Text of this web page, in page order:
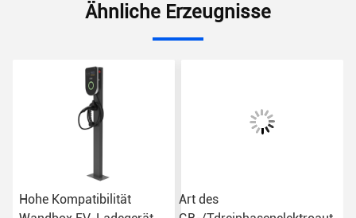
Ähnliche Erzeugnisse
Hohe Kompatibilität
Art des